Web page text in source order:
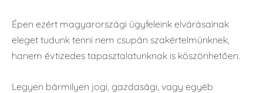
Épen ezért magyarországi ügyfeleink elvárásainak
eleget tudunk tenni nem csupán szakértelmünknek,
hanem évtizedes tapasztalatunknak is köszönhetően.
Legyen bármilyen jogi, gazdasági, vagy egyéb